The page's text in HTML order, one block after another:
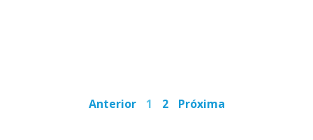
Anterior 1 2 Próxima